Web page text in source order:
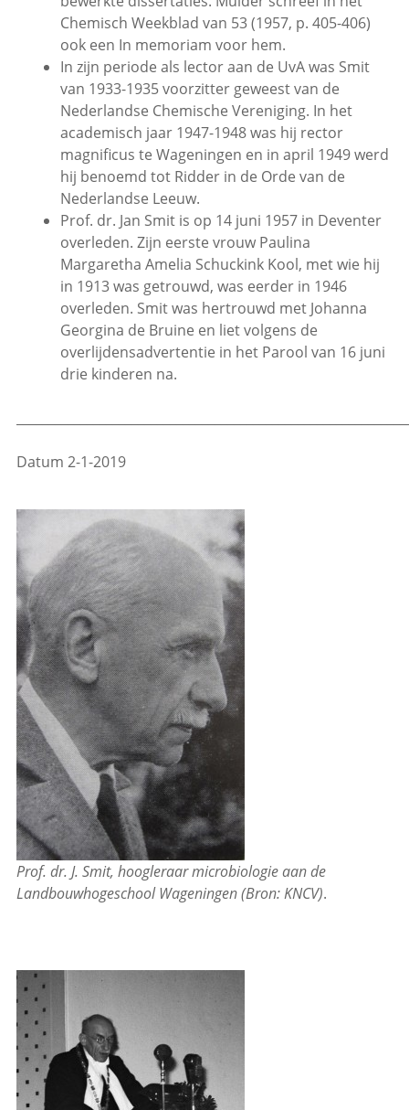
Chemisch Weekblad van 53 (1957, p. 405-406)
ook een In memoriam voor hem.
In zijn periode als lector aan de UvA was Smit
van 1933-1935 voorzitter geweest van de
Nederlandse Chemische Vereniging. In het
academisch jaar 1947-1948 was hij rector
magnificus te Wageningen en in april 1949 werd
hij benoemd tot Ridder in de Orde van de
Nederlandse Leeuw.
Prof. dr. Jan Smit is op 14 juni 1957 in Deventer
overleden. Zijn eerste vrouw Paulina
Margaretha Amelia Schuckink Kool, met wie hij
in 1913 was getrouwd, was eerder in 1946
overleden. Smit was hertrouwd met Johanna
Georgina de Bruine en liet volgens de
overlijdensadvertentie in het Parool van 16 juni
drie kinderen na.
Datum 2-1-2019
Prof. dr. J. Smit, hoogleraar microbiologie aan de
Landbouwhogeschool Wageningen (Bron: KNCV).